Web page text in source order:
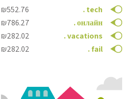
.tech
₪552.76
.онлайн
₪786.27
.vacations
₪282.02
.fail
₪282.02